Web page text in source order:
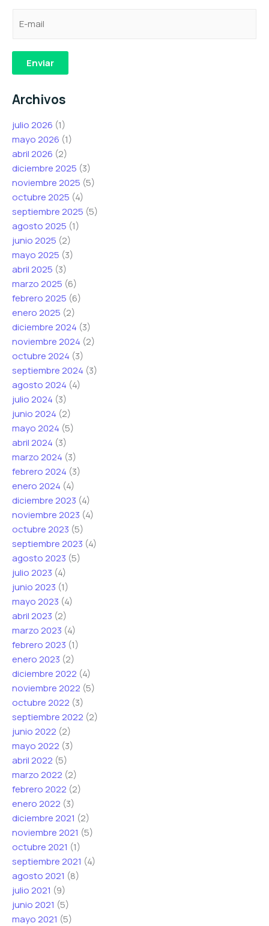
t
ó
i
c
o
C
o
r
r
e
o
e
l
e
c
t
r
ó
n
i
c
o
t
ó
i
c
o
C
o
r
r
e
o
e
e
e
c
t
r
ó
n
i
c
o
*
Enviar
Archivos
julio 2026 (1)
mayo 2026 (1)
abril 2026 (2)
diciembre 2025 (3)
noviembre 2025 (5)
octubre 2025 (4)
septiembre 2025 (5)
agosto 2025 (1)
junio 2025 (2)
mayo 2025 (3)
abril 2025 (3)
marzo 2025 (6)
febrero 2025 (6)
enero 2025 (2)
diciembre 2024 (3)
noviembre 2024 (2)
octubre 2024 (3)
septiembre 2024 (3)
agosto 2024 (4)
julio 2024 (3)
junio 2024 (2)
mayo 2024 (5)
abril 2024 (3)
marzo 2024 (3)
febrero 2024 (3)
enero 2024 (4)
diciembre 2023 (4)
noviembre 2023 (4)
octubre 2023 (5)
septiembre 2023 (4)
agosto 2023 (5)
julio 2023 (4)
junio 2023 (1)
mayo 2023 (4)
abril 2023 (2)
marzo 2023 (4)
febrero 2023 (1)
enero 2023 (2)
diciembre 2022 (4)
noviembre 2022 (5)
octubre 2022 (3)
septiembre 2022 (2)
junio 2022 (2)
mayo 2022 (3)
abril 2022 (5)
marzo 2022 (2)
febrero 2022 (2)
enero 2022 (3)
diciembre 2021 (2)
noviembre 2021 (5)
octubre 2021 (1)
septiembre 2021 (4)
agosto 2021 (8)
julio 2021 (9)
junio 2021 (5)
mayo 2021 (5)